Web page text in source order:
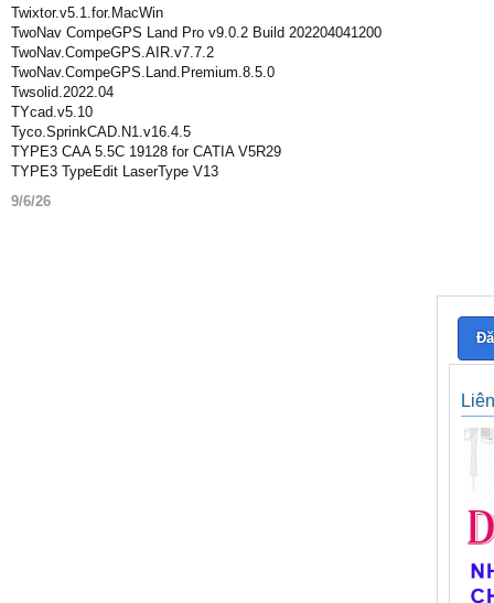
Twixtor.v5.1.for.MacWin
TwoNav CompeGPS Land Pro v9.0.2 Build 202204041200
TwoNav.CompeGPS.AIR.v7.7.2
TwoNav.CompeGPS.Land.Premium.8.5.0
Twsolid.2022.04
TYcad.v5.10
Tyco.SprinkCAD.N1.v16.4.5
TYPE3 CAA 5.5C 19128 for CATIA V5R29
TYPE3 TypeEdit LaserType V13
9/6/26